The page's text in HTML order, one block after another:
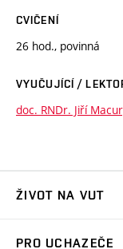
CVIČENÍ
26 hod., povinná
VYUČUJÍCÍ /
doc. RNDr. Jiří
ŽIVOT NA VUT
PRO UCHAZEČE